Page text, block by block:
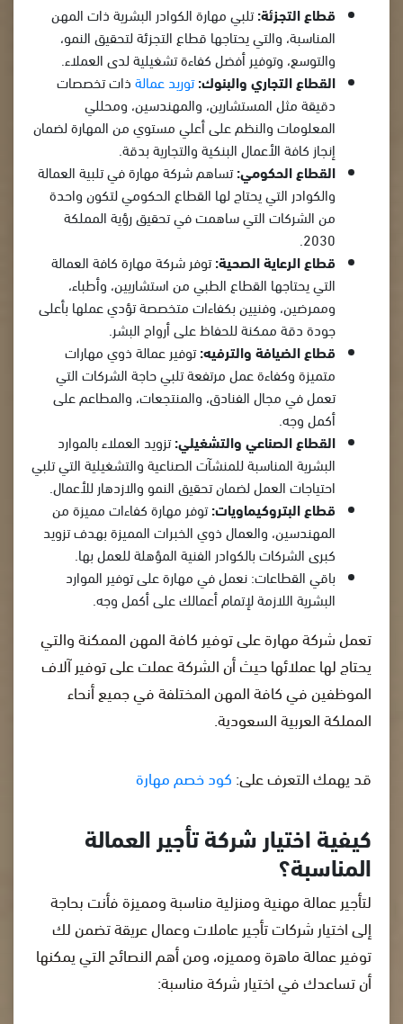
قطاع التجزئة:تلبي مهارة الكوادر البشرية ذات المهن
المناسبة، والتي يحتاجها قطاع التجزئة لتحقيق النمو،
والتوسع، وتوفير أفضل كفاءة تشغيلية لدى العملاء.
القطاع التجاري والبنوك:توريد عمالةذات تخصصات
دقيقة مثل المستشارين، والمهندسين، ومحللي
المعلومات والنظم على أعلي مستوي من المهارة لضمان
إنجاز كافة الأعمال البنكية والتجارية بدقة.
القطاع الحكومي:تساهم شركة مهارة في تلبية العمالة
والكوادر التي يحتاج لها القطاع الحكومي لتكون واحدة
من الشركات التي ساهمت في تحقيق رؤية المملكة
2030.
قطاع الرعاية الصحية:توفر شركة مهارة كافة العمالة
التي يحتاجها القطاع الطبي من استشاريين، وأطباء،
وممرضين، وفنيين بكفاءات متخصصة تؤدي عملها بأعلى
جودة دقة ممكنة للحفاظ على أرواح البشر.
قطاع الضيافة والترفيه:توفير عمالة ذوي مهارات
متميزة وكفاءة عمل مرتفعة تلبي حاجة الشركات التي
تعمل في مجال الفنادق، والمنتجعات، والمطاعم على
أكمل وجه.
القطاع الصناعي والتشغيلي:تزويد العملاء بالموارد
البشرية المناسبة للمنشآت الصناعية والتشغيلية التي تلبي
احتياجات العمل لضمان تحقيق النمو والازدهار للأعمال.
قطاع البتروكيماويات:توفر مهارة كفاءات مميزة من
المهندسين، والعمال ذوي الخبرات المميزة بهدف تزويد
كبرى الشركات بالكوادر الفنية المؤهلة للعمل بها.
باقي القطاعات: نعمل في مهارة على توفير الموارد
البشرية اللازمة لإتمام أعمالك على أكمل وجه.
تعمل شركة مهارة على توفير كافة المهن الممكنة والتي
يحتاج لها عملائها حيث أن الشركة عملت على توفير آلاف
الموظفين في كافة المهن المختلفة في جميع أنحاء
المملكة العربية السعودية.
قد يهمك التعرف على:كود خصم مهارة
كيفية اختيار شركة تأجير العمالة
المناسبة؟
لتأجير عمالة مهنية ومنزلية مناسبة ومميزة فأنت بحاجة
إلى اختيار شركات تأجير عاملات وعمال عريقة تضمن لك
توفير عمالة ماهرة ومميزه، ومن أهم النصائح التي يمكنها
أن تساعدك في اختيار شركة مناسبة: